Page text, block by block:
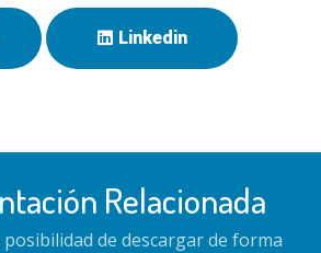
Linkedin
Relacionada
de descargar de forma